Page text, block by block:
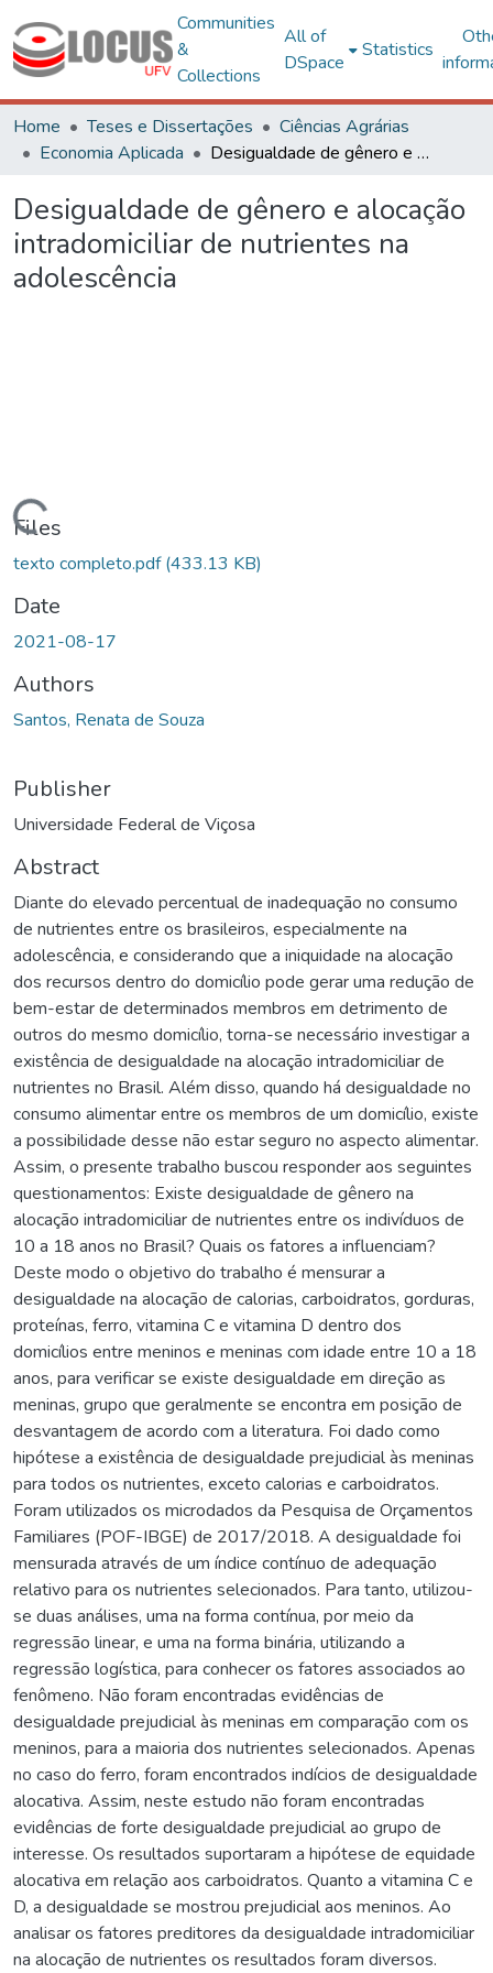
Communities
&
Collections
All of
DSpace
Statistics
Home Teses e Dissertações
Ciências Agrárias
Economia Aplicada
Desigualdade de gênero e alocação intradomiciliar de nutrientes na adolescência
Desigualdade de gênero e alocação
intradomiciliar de nutrientes na
adolescência
Files
texto completo.pdf(433.13 KB)
Date
2021-08-17
Authors
Santos, Renata de Souza
Publisher
Universidade Federal de Viçosa
Abstract
Diante do elevado percentual de inadequação no consumo
de nutrientes entre os brasileiros, especialmente na
adolescência, e considerando que a iniquidade na alocação
dos recursos dentro do domicílio pode gerar uma redução de
bem-estar de determinados membros em detrimento de
outros do mesmo domicílio, torna-se necessário investigar a
existência de desigualdade na alocação intradomiciliar de
nutrientes no Brasil. Além disso, quando há desigualdade no
consumo alimentar entre os membros de um domicílio, existe
a possibilidade desse não estar seguro no aspecto alimentar.
Assim, o presente trabalho buscou responder aos seguintes
questionamentos: Existe desigualdade de gênero na
alocação intradomiciliar de nutrientes entre os indivíduos de
10 a 18 anos no Brasil? Quais os fatores a influenciam?
Deste modo o objetivo do trabalho é mensurar a
desigualdade na alocação de calorias, carboidratos, gorduras,
proteínas, ferro, vitamina C e vitamina D dentro dos
domicílios entre meninos e meninas com idade entre 10 a 18
anos, para verificar se existe desigualdade em direção as
meninas, grupo que geralmente se encontra em posição de
desvantagem de acordo com a literatura. Foi dado como
hipótese a existência de desigualdade prejudicial às meninas
para todos os nutrientes, exceto calorias e carboidratos.
Foram utilizados os microdados da Pesquisa de Orçamentos
Familiares (POF-IBGE) de 2017/2018. A desigualdade foi
mensurada através de um índice contínuo de adequação
relativo para os nutrientes selecionados. Para tanto, utilizou-
se duas análises, uma na forma contínua, por meio da
regressão linear, e uma na forma binária, utilizando a
regressão logística, para conhecer os fatores associados ao
fenômeno. Não foram encontradas evidências de
desigualdade prejudicial às meninas em comparação com os
meninos, para a maioria dos nutrientes selecionados. Apenas
no caso do ferro, foram encontrados indícios de desigualdade
alocativa. Assim, neste estudo não foram encontradas
evidências de forte desigualdade prejudicial ao grupo de
interesse. Os resultados suportaram a hipótese de equidade
alocativa em relação aos carboidratos. Quanto a vitamina C e
D, a desigualdade se mostrou prejudicial aos meninos. Ao
analisar os fatores preditores da desigualdade intradomiciliar
na alocação de nutrientes os resultados foram diversos.